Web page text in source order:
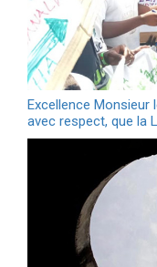
Excellence Monsieur
avec respect, que la